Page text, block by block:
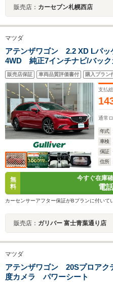
販売店： カーセブン札幌西店
マツダ
アテンザワゴン 2.2 XD Lパッ
4WD 純正7インチナビ/バック
ラ/ETC/BOSE/BSM/HUD/クル
ートヒーター/純正フロアマッ
ール/Bluetooth接続/ルーフレー
販売店保証 車両品質評価書付 購入プラン
支払
通常
年式
車検
保証
住所
無
料
今すぐ在庫
電
カーセンサーアフター保証がBプランに付いて
販売店： ガリバー 富士青葉通り店
マツダ
アテンザワゴン 20Sプロア
度カメラ パワーシート